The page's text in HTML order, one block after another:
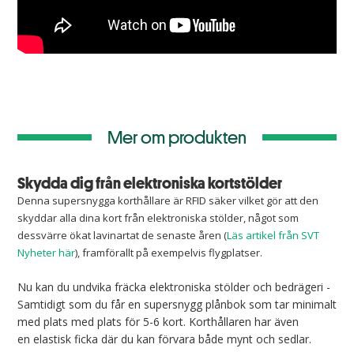
Mer om produkten
Skydda dig från elektroniska kortstölder
Denna supersnygga korthållare är RFID säker vilket gör att den
skyddar alla dina kort från elektroniska stölder, något som
dessvärre ökat lavinartat de senaste åren (Läs artikel från SVT
Nyheter här), framförallt på exempelvis flygplatser.
Nu kan du undvika fräcka elektroniska stölder och bedrägeri -
Samtidigt som du får en supersnygg plånbok som tar minimalt
med plats med plats för 5-6 kort. Korthållaren har även
en elastisk ficka där du kan förvara både mynt och sedlar.